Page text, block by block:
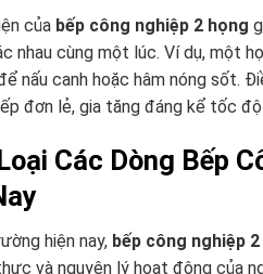
của bếp công nghiệp 2 họng
nhau cùng một lúc. Ví dụ, một
nấu canh hoặc hâm nóng sốt.
đơn lẻ, gia tăng đáng kể tốc độ
Các Dòng Bếp
hiện nay, bếp công nghiệp
và nguyên lý hoạt động của